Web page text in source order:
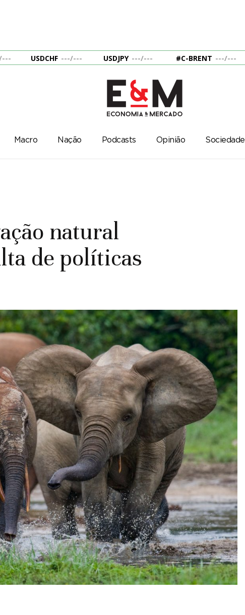
--- USDCHF ---/--- USDJPY ---/--- #C-BRENT ---/---
Macro Nação Podcasts Opinião Sociedade
natural
de políticas